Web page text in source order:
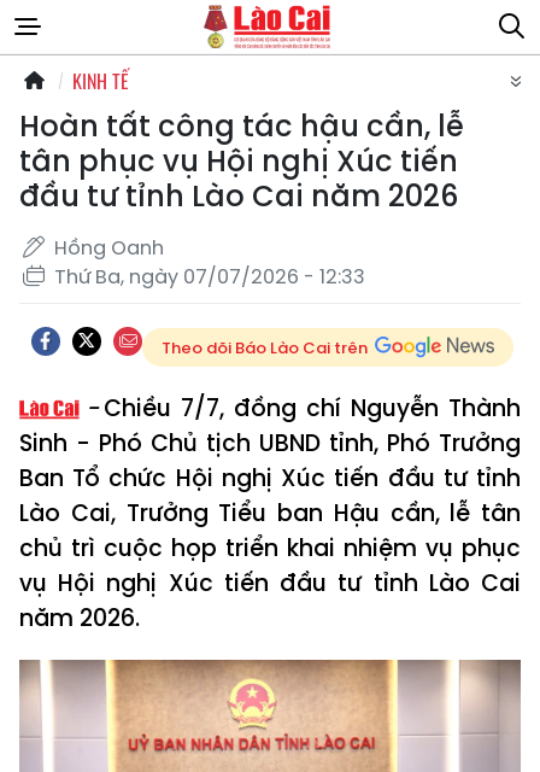
KINH TẾ
Hoàn tất công tác hậu cần, lễ
tân phục vụ Hội nghị Xúc tiến
đầu tư tỉnh Lào Cai năm 2026
Hồng Oanh
Thứ Ba, ngày 07/07/2026 - 12:33
Theo dõi Báo Lào Cai trên
Chiều 7/7, đồng chí Nguyễn Thành
Sinh - Phó Chủ tịch UBND tỉnh, Phó Trưởng
Ban Tổ chức Hội nghị Xúc tiến đầu tư tỉnh
Lào Cai, Trưởng Tiểu ban Hậu cần, lễ tân
chủ trì cuộc họp triển khai nhiệm vụ phục
vụ Hội nghị Xúc tiến đầu tư tỉnh Lào Cai
năm 2026.